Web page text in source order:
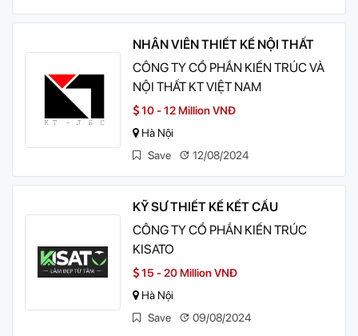
NHÂN VIÊN THIẾT KẾ NỘI THẤT
CÔNG TY CỔ PHẦN KIẾN TRÚC VÀ
NỘI THẤT KT VIỆT NAM
10 - 12 Million VNĐ
Hà Nội
Save
12/08/2024
KỸ SƯ THIẾT KẾ KẾT CẤU
CÔNG TY CỔ PHẦN KIẾN TRÚC
KISATO
15 - 20 Million VNĐ
Hà Nội
Save
09/08/2024